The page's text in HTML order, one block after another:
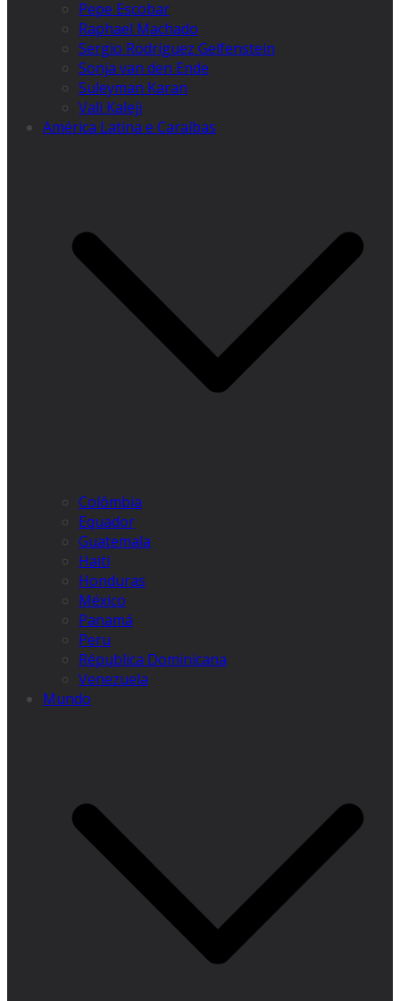
Pepe Escobar
Raphael Machado
Sergio Rodríguez Gelfenstein
Sonja van den Ende
Suleyman Karan
Vali Kaleji
América Latina e Caraíbas
Colômbia
Equador
Guatemala
Haiti
Honduras
México
Panamá
Peru
Républica Dominicana
Venezuela
Mundo